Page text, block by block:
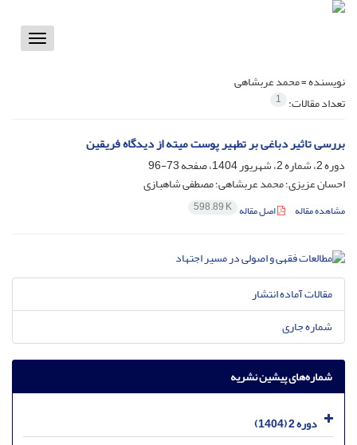
Toggle
نویسنده =محمد عربشاهی
تعداد مقالات: 1
بررسی تاثیر دباغی بر تطهیر پوست میته از دیدگاه فریقین
دوره 2، شماره 2، شهریور 1404، صفحه
73-96
احسان عزیزی؛ محمد عربشاهی؛ مصطفی شاهبازی
مشاهده مقاله اصل مقاله 598.89 K
مقالات آماده انتشار
شماره جاری
شماره‌های پیشین نشریه
دوره 2 (1404)